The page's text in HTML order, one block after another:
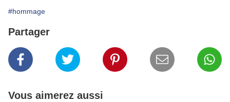
#hommage
Partager
Vous aimerez aussi